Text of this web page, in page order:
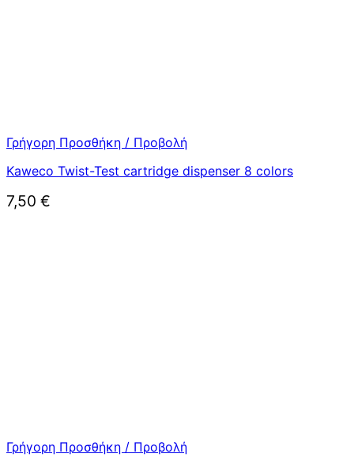
Γρήγορη Προσθήκη / Προβολή
Kaweco Twist-Test cartridge dispenser 8 colors
7,50 €
Γρήγορη Προσθήκη / Προβολή